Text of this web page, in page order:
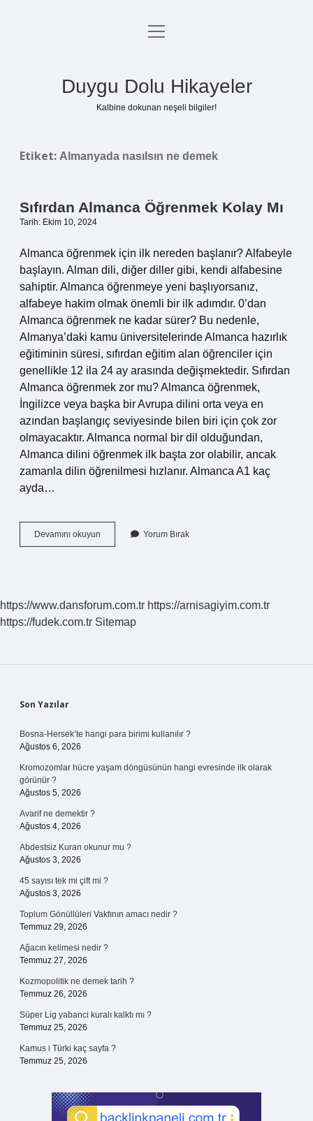
Anasayfa
menüyü
Duygu Dolu Hikayeler
Kalbine dokunan neşeli bilgiler!
Etiket: Almanyada nasılsın ne demek
Sıfırdan Almanca Öğrenmek Kolay Mı
Tarih: Ekim 10, 2024
Almanca öğrenmek için ilk nereden başlanır? Alfabeyle
başlayın. Alman dili, diğer diller gibi, kendi alfabesine
sahiptir. Almanca öğrenmeye yeni başlıyorsanız,
alfabeye hakim olmak önemli bir ilk adımdır. 0’dan
Almanca öğrenmek ne kadar sürer? Bu nedenle,
Almanya’daki kamu üniversitelerinde Almanca hazırlık
eğitiminin süresi, sıfırdan eğitim alan öğrenciler için
genellikle 12 ila 24 ay arasında değişmektedir. Sıfırdan
Almanca öğrenmek zor mu? Almanca öğrenmek,
İngilizce veya başka bir Avrupa dilini orta veya en
azından başlangıç ​​seviyesinde bilen biri için çok zor
olmayacaktır. Almanca normal bir dil olduğundan,
Almanca dilini öğrenmek ilk başta zor olabilir, ancak
zamanla dilin öğrenilmesi hızlanır. Almanca A1 kaç
ayda…
Devamını okuyun
Almanca
Yorum Bırak
https://www.dansforum.com.tr https://arnisagiyim.com.tr
https://fudek.com.tr Sitemap
Sidebar
Son Yazılar
Bosna-Hersek’te hangi para birimi kullanılır ?
Ağustos 6, 2026
Kromozomlar hücre yaşam döngüsünün hangi evresinde ilk olarak
görünür ?
Ağustos 5, 2026
Avarif ne demektir ?
Ağustos 4, 2026
Abdestsiz Kuran okunur mu ?
Ağustos 3, 2026
45 sayısı tek mi çift mi ?
Ağustos 3, 2026
Toplum Gönüllüleri Vakfının amacı nedir ?
Temmuz 29, 2026
Ağacın kelimesi nedir ?
Temmuz 27, 2026
Kozmopolitik ne demek tarih ?
Temmuz 26, 2026
Süper Lig yabanci kuralı kalktı mı ?
Temmuz 25, 2026
Kamus i Türki kaç sayfa ?
Temmuz 25, 2026